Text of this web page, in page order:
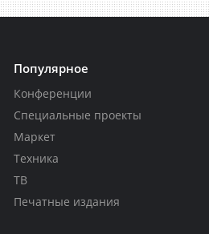
Популярное
Конференции
Специальные проекты
Маркет
Техника
ТВ
Печатные издания